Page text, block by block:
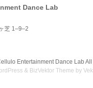
Dance Lab
芝 1–9–2
Entertainment Dance Lab All
& BizVektor Theme by